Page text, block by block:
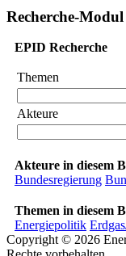
Recherche-Modul
EPID Recherche
Themen
Akteure
Akteure in diesem
Bundesregierung
Themen in diesem
Energiepolitik
Copyright © 2026